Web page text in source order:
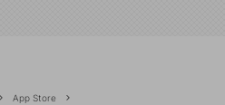
App Store